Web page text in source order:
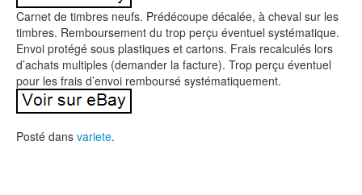
Carnet de timbres neufs. Prédécoupe décalée, à cheval sur les
timbres. Remboursement du trop perçu éventuel systématique.
Envoi protégé sous plastiques et cartons. Frais recalculés lors
d’achats multiples (demander la facture). Trop perçu éventuel
pour les frais d’envoi remboursé systématiquement.
Posté dans variete.